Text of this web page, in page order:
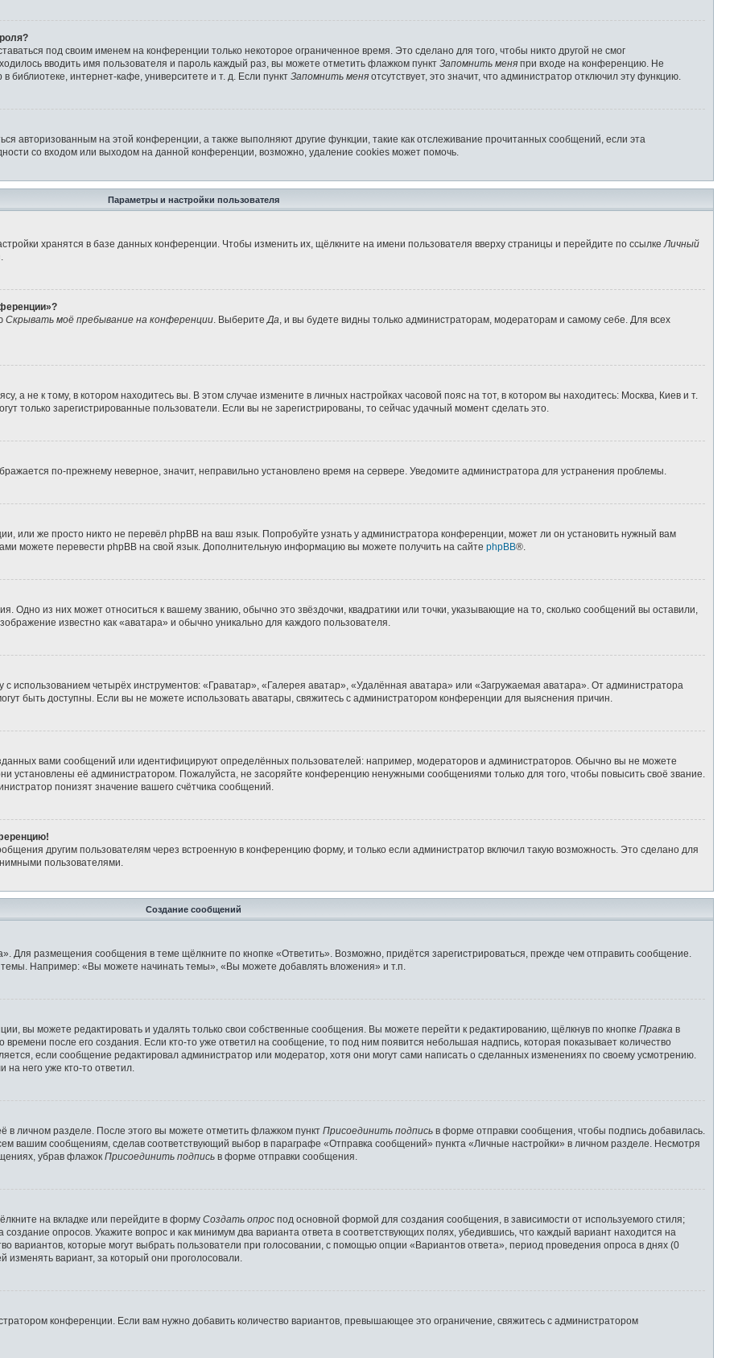
под своим именем на конференции только некоторое ограниченное время. Это сделано для того, чтобы никто другой не смог
вводить имя пользователя и пароль каждый раз, вы можете отметить флажком пункт Запомнить меня при входе на конференцию. Не
интернет-кафе, университете и т. д. Если пункт Запомнить меня отсутствует, это значит, что администратор отключил эту функцию.
авторизованным на этой конференции, а также выполняют другие функции, такие как отслеживание прочитанных сообщений, если эта
со входом или выходом на данной конференции, возможно, удаление cookies может помочь.
Параметры и настройки пользователя
хранятся в базе данных конференции. Чтобы изменить их, щёлкните на имени пользователя вверху страницы и перейдите по ссылке Личный
Скрывать моё пребывание на конференции . Выберите Да , и вы будете видны только администраторам, модераторам и самому себе. Для всех
а не к тому, в котором находитесь вы. В этом случае измените в личных настройках часовой пояс на тот, в котором вы находитесь: Москва, Киев и т.
только зарегистрированные пользователи. Если вы не зарегистрированы, то сейчас удачный момент сделать это.
по-прежнему неверное, значит, неправильно установлено время на сервере. Уведомите администратора для устранения проблемы.
или же просто никто не перевёл phpBB на ваш язык. Попробуйте узнать у администратора конференции, может ли он установить нужный вам
можете перевести phpBB на свой язык. Дополнительную информацию вы можете получить на сайте phpBB®.
Одно из них может относиться к вашему званию, обычно это звёздочки, квадратики или точки, указывающие на то, сколько сообщений вы оставили,
известно как «аватара» и обычно уникально для каждого пользователя.
использованием четырёх инструментов: «Граватар», «Галерея аватар», «Удалённая аватара» или «Загружаемая аватара». От администратора
быть доступны. Если вы не можете использовать аватары, свяжитесь с администратором конференции для выяснения причин.
вами сообщений или идентифицируют определённых пользователей: например, модераторов и администраторов. Обычно вы не можете
установлены её администратором. Пожалуйста, не засоряйте конференцию ненужными сообщениями только для того, чтобы повысить своё звание.
понизят значение вашего счётчика сообщений.
другим пользователям через встроенную в конференцию форму, и только если администратор включил такую возможность. Это сделано для
пользователями.
Создание сообщений
Для размещения сообщения в теме щёлкните по кнопке «Ответить». Возможно, придётся зарегистрироваться, прежде чем отправить сообщение.
Например: «Вы можете начинать темы», «Вы можете добавлять вложения» и т.п.
вы можете редактировать и удалять только свои собственные сообщения. Вы можете перейти к редактированию, щёлкнув по кнопке Правка в
после его создания. Если кто-то уже ответил на сообщение, то под ним появится небольшая надпись, которая показывает количество
если сообщение редактировал администратор или модератор, хотя они могут сами написать о сделанных изменениях по своему усмотрению.
на него уже кто-то ответил.
личном разделе. После этого вы можете отметить флажком пункт Присоединить подпись в форме отправки сообщения, чтобы подпись добавилась.
вашим сообщениям, сделав соответствующий выбор в параграфе «Отправка сообщений» пункта «Личные настройки» в личном разделе. Несмотря
убрав флажок Присоединить подпись в форме отправки сообщения.
на вкладке или перейдите в форму Создать опрос под основной формой для создания сообщения, в зависимости от используемого стиля;
опросов. Укажите вопрос и как минимум два варианта ответа в соответствующих полях, убедившись, что каждый вариант находится на
вариантов, которые могут выбрать пользователи при голосовании, с помощью опции «Вариантов ответа», период проведения опроса в днях (0
изменять вариант, за который они проголосовали.
конференции. Если вам нужно добавить количество вариантов, превышающее это ограничение, свяжитесь с администратором